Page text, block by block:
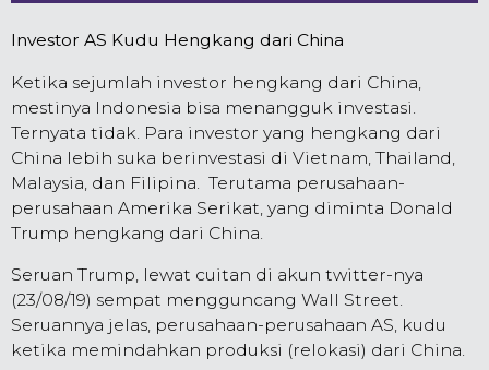
Investor AS Kudu Hengkang dari China
Ketika sejumlah investor hengkang dari China,
mestinya Indonesia bisa menangguk investasi.
Ternyata tidak. Para investor yang hengkang dari
China lebih suka berinvestasi di Vietnam, Thailand,
Malaysia, dan Filipina. Terutama perusahaan-
perusahaan Amerika Serikat, yang diminta Donald
Trump hengkang dari China.
Seruan Trump, lewat cuitan di akun twitter-nya
(23/08/19) sempat mengguncang Wall Street.
Seruannya jelas, perusahaan-perusahaan AS, kudu
ketika memindahkan produksi (relokasi) dari China.